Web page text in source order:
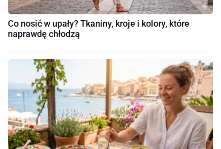
Co nosić w upały? Tkaniny, kroje i kolory, które
naprawdę chłodzą